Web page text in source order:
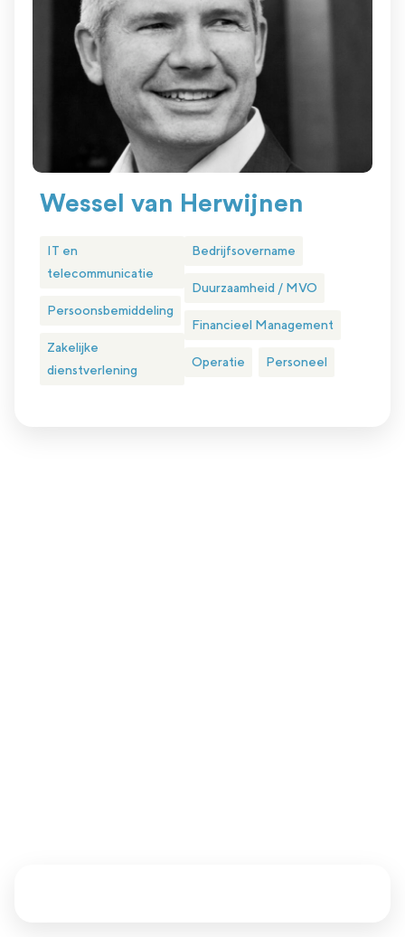
Wessel van Herwijnen
IT en
telecommunicatie
Persoonsbemiddeling
Zakelijke
dienstverlening
Bedrijfsovername
Duurzaamheid / MVO
Financieel Management
Operatie Personeel